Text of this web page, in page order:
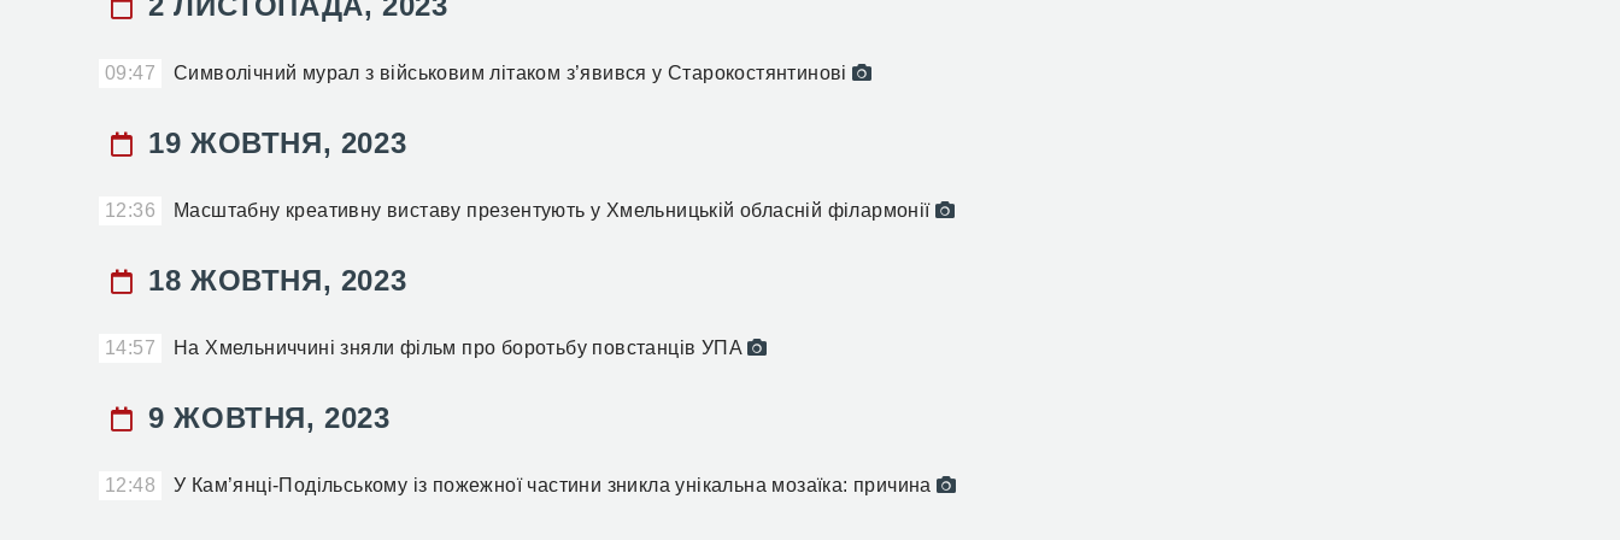
09:47 Символічний мурал з військовим літаком з’явився у Старокостянтинові
19 ЖОВТНЯ, 2023
12:36 Масштабну креативну виставу презентують у Хмельницькій обласній філармонії
18 ЖОВТНЯ, 2023
14:57 На Хмельниччині зняли фільм про боротьбу повстанців УПА
9 ЖОВТНЯ, 2023
12:48 У Кам’янці-Подільському із пожежної частини зникла унікальна мозаїка: причина